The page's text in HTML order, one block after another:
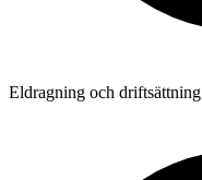
Eldragning och driftsättning